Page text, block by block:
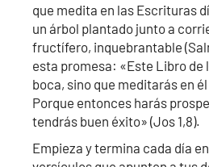
que medita en las Escrituras
un árbol plantado junto a
fructífero, inquebrantable
esta promesa: «Este Libro de
boca, sino que meditarás en
Porque entonces harás
tendrás buen éxito» (Jos 1,8).
Empieza y termina cada día